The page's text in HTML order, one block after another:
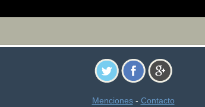
Menciones- Contacto